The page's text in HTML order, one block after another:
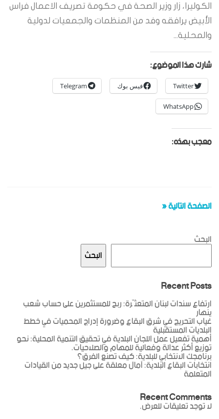
الكوليرا، زار وزير الصحة في حكومة تصريف الاعمال فراس
الأبيض يرافقه وفد من المنظمات والجمعيات لدولية
والمحلية...
شارك هذا الموضوع:
Twitter فيس بوك Telegram
WhatsApp
معجب بهذه:
الصفحة التالية «
البحث
البحث
Recent Posts
ارتفاع سندات لبنان المتعثّرة: ربح للمستثمرين على حساب شعب
ينهار
غياب التحريج في شرق البقاع وضرورة إدراج المحميات في خطط
البلديات المستقبلية
أهمية تفعيل عمل اللجان البلدية في تحقيق التنمية المحلية: نحو
توزيع أكثر عدالة وفعالية للمهام والصلاحيات.
برنامجك الانتخابي للبلدية: كيف تصنع الفرق؟
انتخابات البقاع البلدية: آمال معلقة على جيل جديد من القيادات
المتعلمة
Recent Comments
لا توجد تعليقات للعرض.